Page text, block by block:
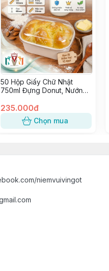
50 Hộp Giấy Chữ Nhật
750ml Đựng Donut, Nướng
Lan Trứng Muối, Bánh Ngọt,
Bánh Bao [trắng nắp cao]
235.000đ
Chọn mua
niemvuivingot